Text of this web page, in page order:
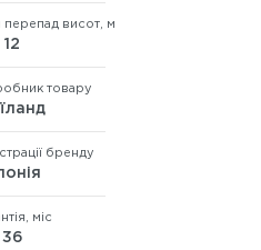
перепад висот, м
12
товару
бренду
міс
36